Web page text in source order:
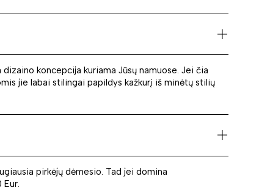
koncepcija kuriama Jūsų namuose. Jei čia
jie labai stilingai papildys kažkurį iš minėtų stilių
pirkėjų dėmesio. Tad jei domina